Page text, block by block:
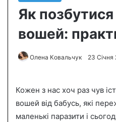
Як
вошей:
Олена Ковальчук
d
a
n
23 Січня
Кожен з нас хоч раз чув
вошей від бабусь, які
маленькі паразити і